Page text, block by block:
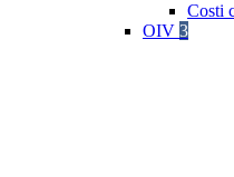
Costi
OIV 3